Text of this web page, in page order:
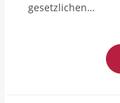
gesetzlichen…